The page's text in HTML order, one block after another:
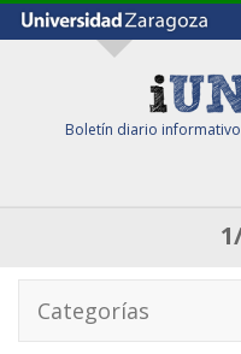
Boletín diario
Categorías